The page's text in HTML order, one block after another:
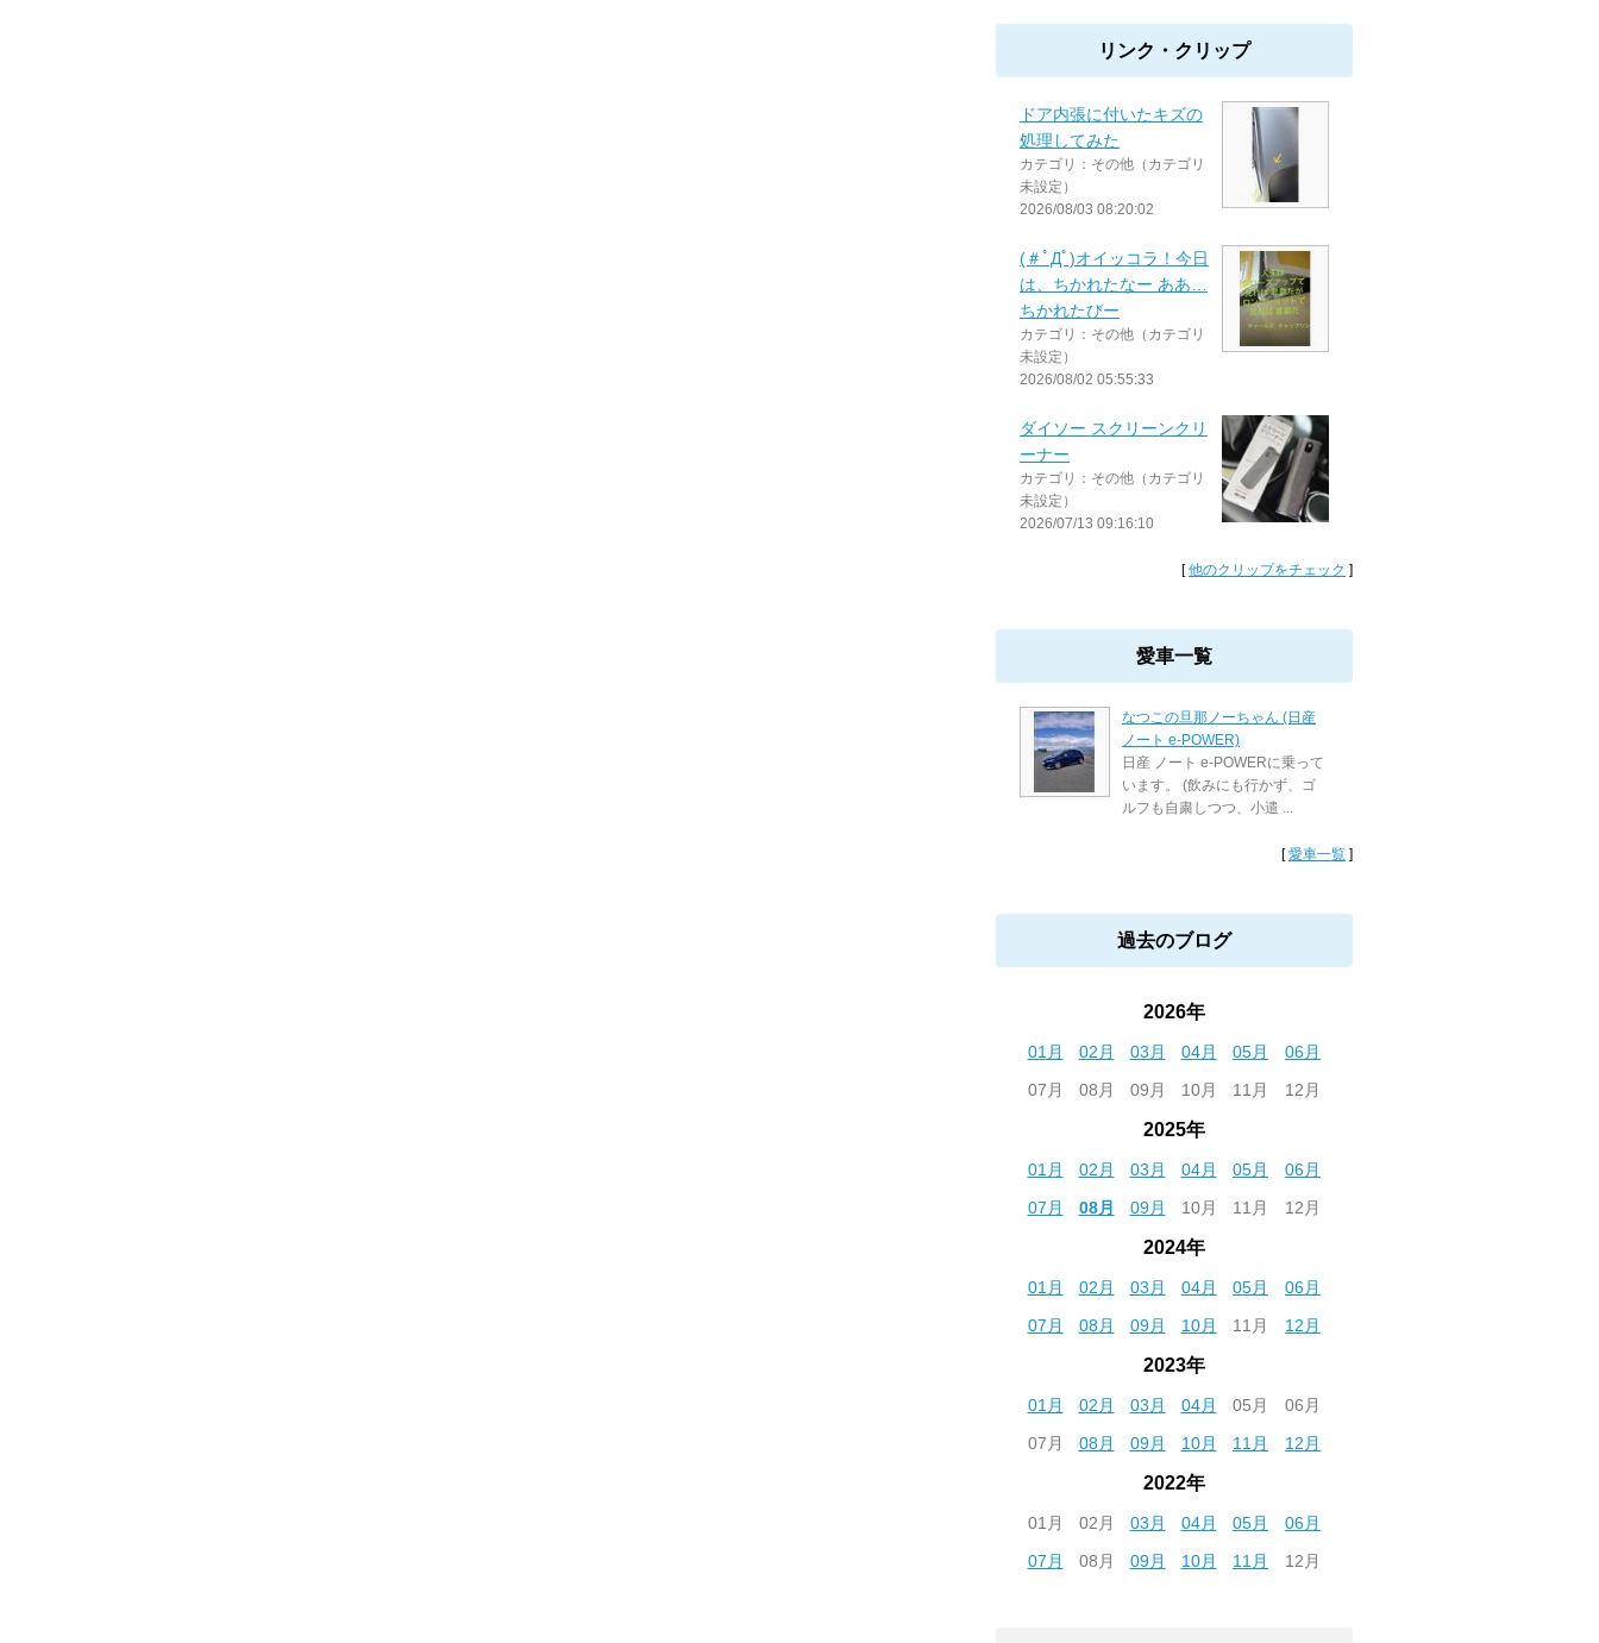
リンク・クリップ
ドア内張に付いたキズの
処理してみた
カテゴリ：その他（カテゴリ
未設定）
2026/08/03 08:20:02
(＃ﾟДﾟ)オイッコラ！今日
は、ちかれたなー ああ…
ちかれたびー
カテゴリ：その他（カテゴリ
未設定）
2026/08/02 05:55:33
ダイソー スクリーンクリ
ーナー
カテゴリ：その他（カテゴリ
未設定）
2026/07/13 09:16:10
[他のクリップをチェック ]
愛車一覧
なつこの旦那ノーちゃん (日産
ノート e-POWER)
日産 ノート e-POWERに乗って
います。 (飲みにも行かず、ゴ
ルフも自粛しつつ、小遣 ...
[愛車一覧 ]
過去のブログ
2026年
01月 02月 03月 04月 05月
06月
07月
08月 09月 10月 11月 12月
2025年
01月 02月 03月 04月 05月
06月
07月
08月 09月 10月 11月 12月
2024年
01月 02月 03月 04月 05月
06月
07月
08月 09月 10月 11月 12月
2023年
01月 02月 03月 04月 05月
06月
07月
08月 09月 10月 11月 12月
2022年
01月 02月 03月 04月 05月
06月
07月
08月 09月 10月 11月 12月